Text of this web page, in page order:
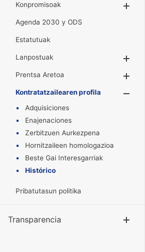
Konpromisoak
Agenda 2030 y ODS
Estatutuak
Lanpostuak
Prentsa Aretoa
Kontratatzailearen profila
Adquisiciones
Enajenaciones
Zerbitzuen Aurkezpena
Hornitzaileen homologazioa
Beste Gai Interesgarriak
Histórico
Pribatutasun politika
Transparencia